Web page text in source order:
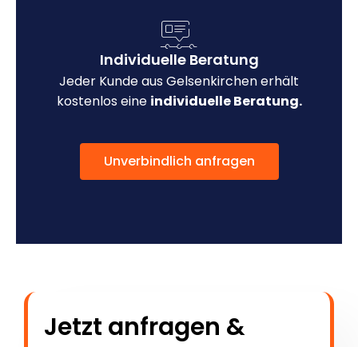
Individuelle Beratung
Jeder Kunde aus Gelsenkirchen erhält
kostenlos eine individuelle Beratung.
Unverbindlich anfragen
Jetzt anfragen &